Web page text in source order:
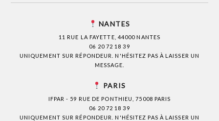
NANTES
11 RUE LA FAYETTE, 44000 NANTES
06 20 72 18 39
UNIQUEMENT SUR RÉPONDEUR. N'HÉSITEZ PAS À LAISSER UN
MESSAGE.
PARIS
IFPAR - 59 RUE DE PONTHIEU, 75008 PARIS
06 20 72 18 39
UNIQUEMENT SUR RÉPONDEUR. N'HÉSITEZ PAS À LAISSER UN